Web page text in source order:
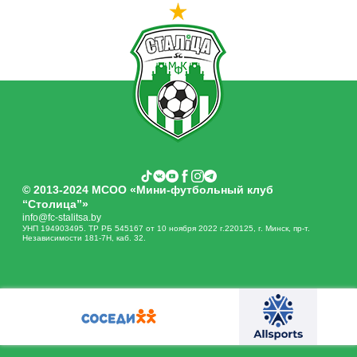
© 2013-2024 МСОО «Мини-футбольный клуб
“Столица”»
info@fc-stalitsa.by
УНП 194903495. ТР РБ 545167 от 10 ноября 2022 г.220125, г. Минск, пр-т.
Независимости 181-7Н, каб. 32.